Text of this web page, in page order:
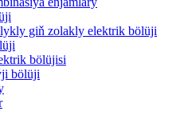
giň zolakly elektrik bölüji
bölüjisi
bölüji